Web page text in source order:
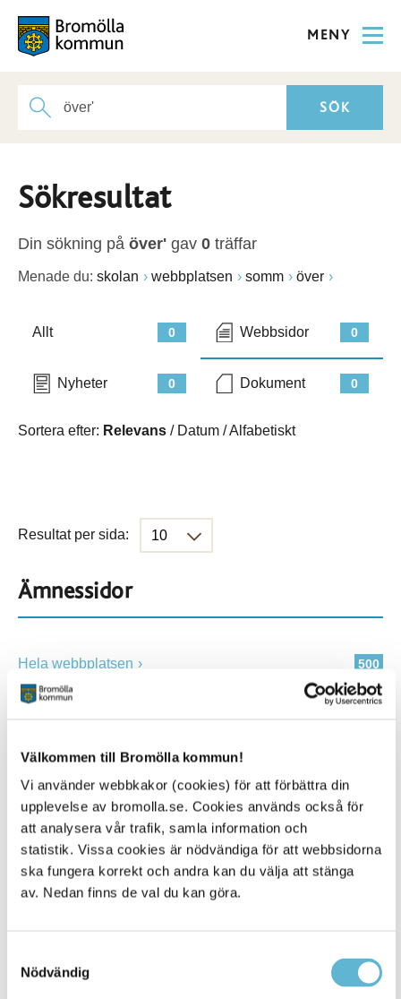
Välkommen till Bromölla kommun!
Vi använder webbkakor (cookies) för att förbättra din
upplevelse av bromolla.se. Cookies används också för
att analysera vår trafik, samla information och
statistik. Vissa cookies är nödvändiga för att webbsidorna
ska fungera korrekt och andra kan du välja att stänga
av. Nedan finns de val du kan göra.
Nödvändig
MENY
Sökresultat
Din sökning på över' gav 0 träffar
Menade du: skolan webbplatsen somm över
0
Allt 0
Webbsidor
0
Nyheter 0
Dokument
Sortera efter: Relevans / Datum /Alfabetiskt
Resultat per sida:
Ämnessidor
500
Hela webbplatsen
Alla platser